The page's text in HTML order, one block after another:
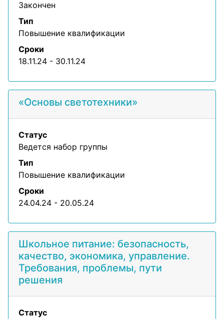
Закончен
Тип
Повышение квалификации
Сроки
18.11.24 - 30.11.24
«Основы светотехники»
Статус
Ведется набор группы
Тип
Повышение квалификации
Сроки
24.04.24 - 20.05.24
Школьное питание: безопасность,
качество, экономика, управление.
Требования, проблемы, пути
решения
Статус